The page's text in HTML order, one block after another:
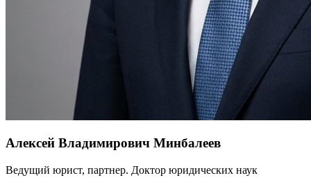
Алексей Владимирович Минбалеев
Ведущий юрист, партнер. Доктор юридических наук